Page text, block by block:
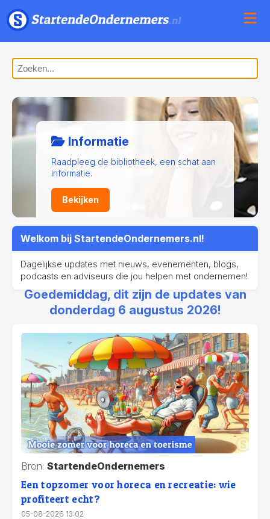
Informatie
Raadpleeg de bibliotheek, een schat aan
informatie.
Bekijken
Welkom bij StartendeOndernemers.nl!
Dagelijkse updates met nieuws, evenementen, blogs,
podcasts en adviseurs die jou helpen met ondernemen!
Goedemiddag, dit zijn de updates van
donderdag 6 augustus 2026!
Bron: StartendeOndernemers
Een topzomer voor horeca en recreatie: wie
profiteert echt?
05-08-2026 13:02